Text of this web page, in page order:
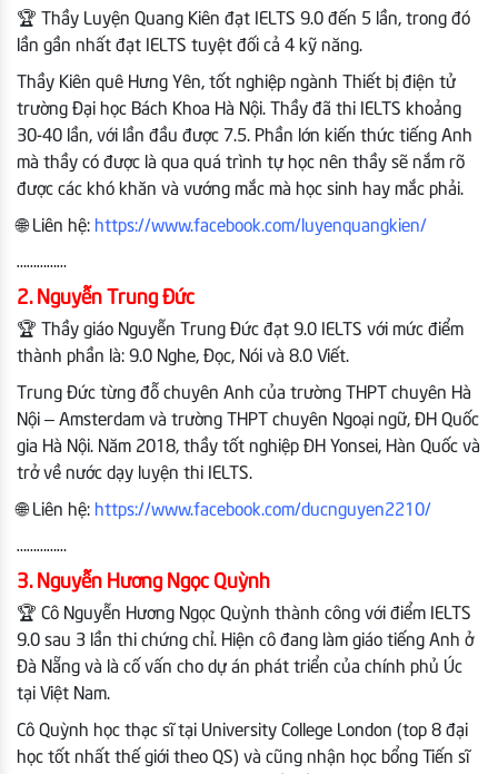
🏆 Thầy Luyện Quang Kiên đạt IELTS 9.0 đến 5 lần, trong đó
lần gần nhất đạt IELTS tuyệt đối cả 4 kỹ năng.
Thầy Kiên quê Hưng Yên, tốt nghiệp ngành Thiết bị điện tử
trường Đại học Bách Khoa Hà Nội. Thầy đã thi IELTS khoảng
30-40 lần, với lần đầu được 7.5. Phần lớn kiến thức tiếng Anh
mà thầy có được là qua quá trình tự học nên thầy sẽ nắm rõ
được các khó khăn và vướng mắc mà học sinh hay mắc phải.
🌐 Liên hệ: https://www.facebook.com/luyenquangkien/
……………
2. Nguyễn Trung Đức
🏆 Thầy giáo Nguyễn Trung Đức đạt 9.0 IELTS với mức điểm
thành phần là: 9.0 Nghe, Đọc, Nói và 8.0 Viết.
Trung Đức từng đỗ chuyên Anh của trường THPT chuyên Hà
Nội – Amsterdam và trường THPT chuyên Ngoại ngữ, ĐH Quốc
gia Hà Nội. Năm 2018, thầy tốt nghiệp ĐH Yonsei, Hàn Quốc và
trở về nước dạy luyện thi IELTS.
🌐 Liên hệ: https://www.facebook.com/ducnguyen2210/
……………
3. Nguyễn Hương Ngọc Quỳnh
🏆 Cô Nguyễn Hương Ngọc Quỳnh thành công với điểm IELTS
9.0 sau 3 lần thi chứng chỉ. Hiện cô đang làm giáo tiếng Anh ở
Đà Nẵng và là cố vấn cho dự án phát triển của chính phủ Úc
tại Việt Nam.
Cô Quỳnh học thạc sĩ tại University College London (top 8 đại
học tốt nhất thế giới theo QS) và cũng nhận học bổng Tiến sĩ